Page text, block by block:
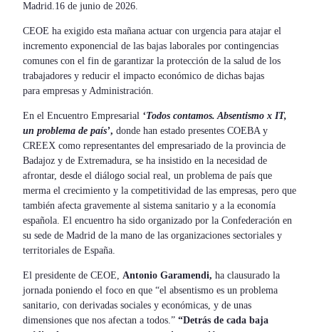
Madrid.16 de junio de 2026.
CEOE ha exigido esta mañana actuar con urgencia para atajar el
incremento exponencial de las bajas laborales por contingencias
comunes con el fin de garantizar la protección de la salud de los
trabajadores y reducir el impacto económico de dichas bajas
para empresas y Administración.
En el Encuentro Empresarial ‘Todos contamos. Absentismo x IT,
un problema de país’, donde han estado presentes COEBA y
CREEX como representantes del empresariado de la provincia de
Badajoz y de Extremadura, se ha insistido en la necesidad de
afrontar, desde el diálogo social real, un problema de país que
merma el crecimiento y la competitividad de las empresas, pero que
también afecta gravemente al sistema sanitario y a la economía
española. El encuentro ha sido organizado por la Confederación en
su sede de Madrid de la mano de las organizaciones sectoriales y
territoriales de España.
El presidente de CEOE, Antonio Garamendi, ha clausurado la
jornada poniendo el foco en que “el absentismo es un problema
sanitario, con derivadas sociales y económicas, y de unas
dimensiones que nos afectan a todos.” “Detrás de cada baja